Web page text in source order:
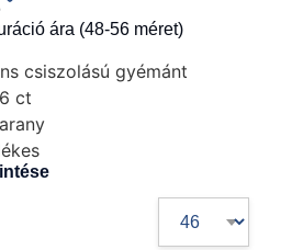
ára (48-56 méret)
csiszolású gyémánt
ct